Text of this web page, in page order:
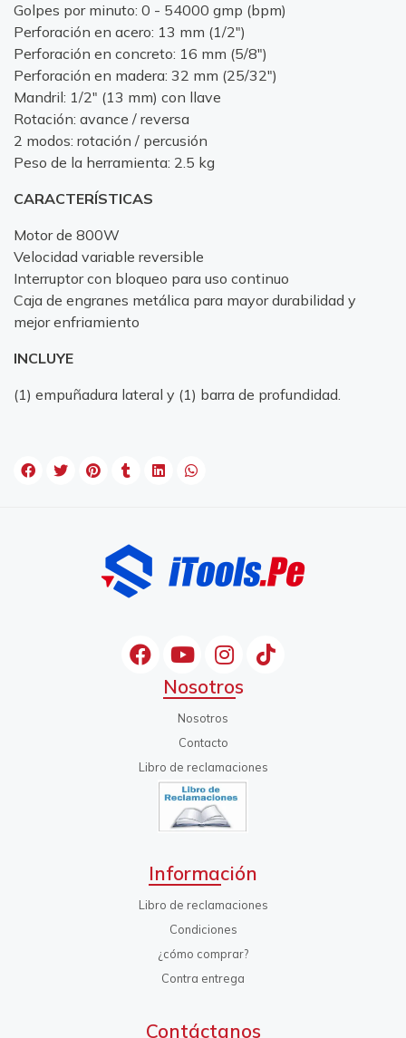
Golpes por minuto: 0 - 54000 gmp (bpm)
Perforación en acero: 13 mm (1/2")
Perforación en concreto: 16 mm (5/8")
Perforación en madera: 32 mm (25/32")
Mandril: 1/2" (13 mm) con llave
Rotación: avance / reversa
2 modos: rotación / percusión
Peso de la herramienta: 2.5 kg
CARACTERÍSTICAS
Motor de 800W
Velocidad variable reversible
Interruptor con bloqueo para uso continuo
Caja de engranes metálica para mayor durabilidad y
mejor enfriamiento
INCLUYE
(1) empuñadura lateral y (1) barra de profundidad.
Nosotros
Nosotros
Contacto
Libro de reclamaciones
Información
Libro de reclamaciones
Condiciones
¿cómo comprar?
Contra entrega
Contáctanos